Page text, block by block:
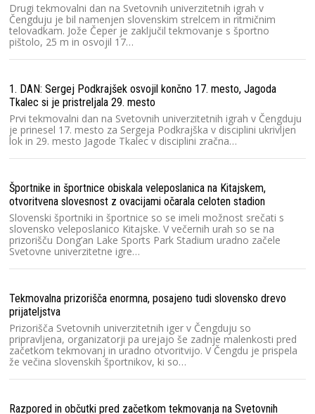
Drugi tekmovalni dan na Svetovnih univerzitetnih igrah v
Čengduju je bil namenjen slovenskim strelcem in ritmičnim
telovadkam. Jože Čeper je zaključil tekmovanje s športno
pištolo, 25 m in osvojil 17…
1. DAN: Sergej Podkrajšek osvojil končno 17. mesto, Jagoda
Tkalec si je pristreljala 29. mesto
Prvi tekmovalni dan na Svetovnih univerzitetnih igrah v Čengduju
je prinesel 17. mesto za Sergeja Podkrajška v disciplini ukrivljen
lok in 29. mesto Jagode Tkalec v disciplini zračna…
Športnike in športnice obiskala veleposlanica na Kitajskem,
otvoritvena slovesnost z ovacijami očarala celoten stadion
Slovenski športniki in športnice so se imeli možnost srečati s
slovensko veleposlanico Kitajske. V večernih urah so se na
prizorišču Dong’an Lake Sports Park Stadium uradno začele
Svetovne univerzitetne igre…
Tekmovalna prizorišča enormna, posajeno tudi slovensko drevo
prijateljstva
Prizorišča Svetovnih univerzitetnih iger v Čengduju so
pripravljena, organizatorji pa urejajo še zadnje malenkosti pred
začetkom tekmovanj in uradno otvoritvijo. V Čengdu je prispela
že večina slovenskih športnikov, ki so…
Razpored in občutki pred začetkom tekmovanja na Svetovnih